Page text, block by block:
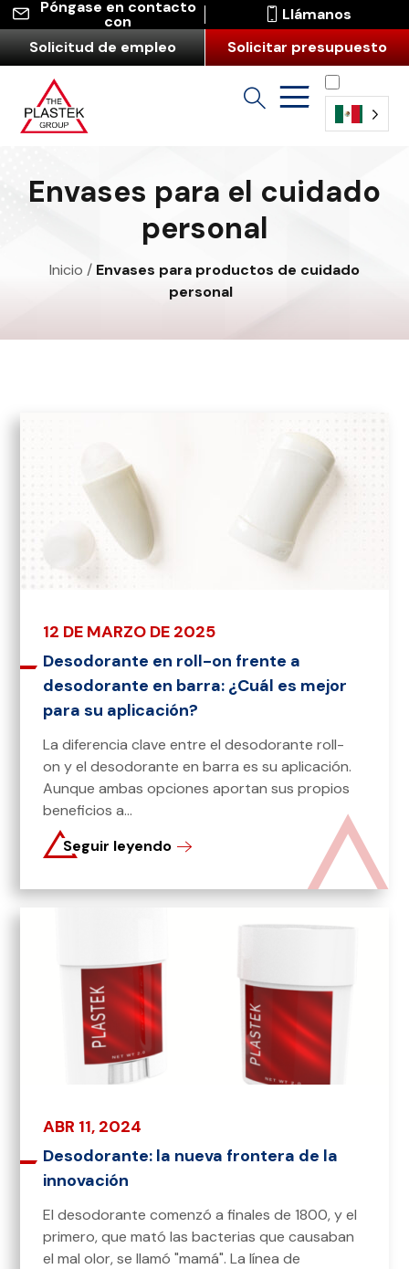
Póngase en contacto
con
Llámanos
Solicitud de empleo
Solicitar presupuesto
(América
Envases para el cuidado
personal
Inicio / Envases para productos de cuidado
personal
12 DE MARZO DE 2025
Desodorante en roll-on frente a
desodorante en barra: ¿Cuál es mejor
para su aplicación?
La diferencia clave entre el desodorante roll-
on y el desodorante en barra es su aplicación.
Aunque ambas opciones aportan sus propios
beneficios a...
Seguir leyendo
ABR 11, 2024
Desodorante: la nueva frontera de la
innovación
El desodorante comenzó a finales de 1800, y el
primero, que mató las bacterias que causaban
el mal olor, se llamó "mamá". La línea de